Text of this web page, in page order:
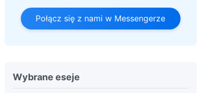
Połącz się z nami w Messengerze
Wybrane eseje